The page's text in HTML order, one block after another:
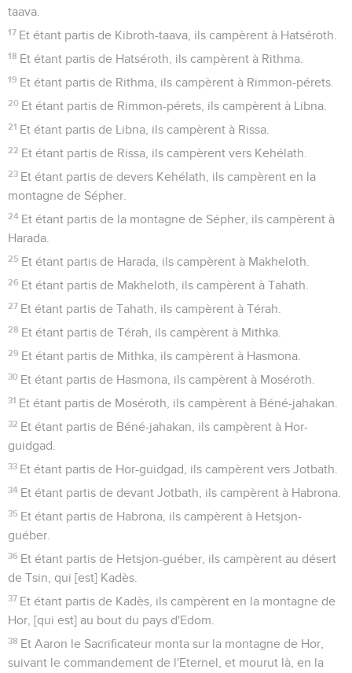
taava.
17 Et étant partis de Kibroth-taava, ils campèrent à Hatséroth.
18 Et étant partis de Hatséroth, ils campèrent à Rithma.
19 Et étant partis de Rithma, ils campèrent à Rimmon-pérets.
20 Et étant partis de Rimmon-pérets, ils campèrent à Libna.
21 Et étant partis de Libna, ils campèrent à Rissa.
22 Et étant partis de Rissa, ils campèrent vers Kehélath.
23 Et étant partis de devers Kehélath, ils campèrent en la
montagne de Sépher.
24 Et étant partis de la montagne de Sépher, ils campèrent à
Harada.
25 Et étant partis de Harada, ils campèrent à Makheloth.
26 Et étant partis de Makheloth, ils campèrent à Tahath.
27 Et étant partis de Tahath, ils campèrent à Térah.
28 Et étant partis de Térah, ils campèrent à Mithka.
29 Et étant partis de Mithka, ils campèrent à Hasmona.
30 Et étant partis de Hasmona, ils campèrent à Moséroth.
31 Et étant partis de Moséroth, ils campèrent à Béné-jahakan.
32 Et étant partis de Béné-jahakan, ils campèrent à Hor-
guidgad.
33 Et étant partis de Hor-guidgad, ils campèrent vers Jotbath.
34 Et étant partis de devant Jotbath, ils campèrent à Habrona.
35 Et étant partis de Habrona, ils campèrent à Hetsjon-
guéber.
36 Et étant partis de Hetsjon-guéber, ils campèrent au désert
de Tsin, qui [est] Kadès.
37 Et étant partis de Kadès, ils campèrent en la montagne de
Hor, [qui est] au bout du pays d'Edom.
38 Et Aaron le Sacrificateur monta sur la montagne de Hor,
suivant le commandement de l'Eternel, et mourut là, en la